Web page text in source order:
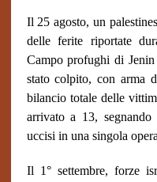
Il 25 agosto, un
delle ferite riportate
Campo profughi di
stato colpito, con arma
bilancio totale delle
arrivato a 13,
uccisi in una singola
Il 1° settembre, forze